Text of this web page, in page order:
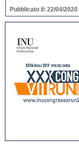
Pubblicato il: 22/04/2020